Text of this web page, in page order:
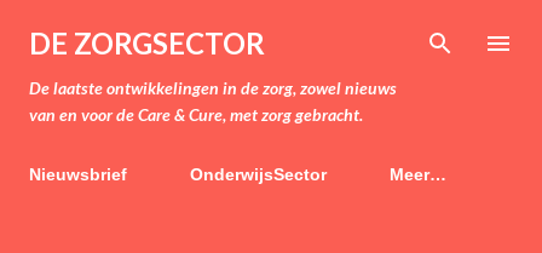
Doorgaan naar hoofdcontent
DE ZORGSECTOR
De laatste ontwikkelingen in de zorg, zowel nieuws
van en voor de Care & Cure, met zorg gebracht.
Nieuwsbrief OnderwijsSector Meer…